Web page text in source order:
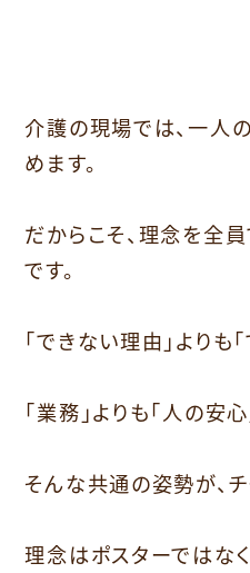
介護の現場では、一人
めます。
だからこそ、理念を全
です。
「できない理由」よりも「
「業務」よりも「人の安心
そんな共通の姿勢が、
理念はポスターではな